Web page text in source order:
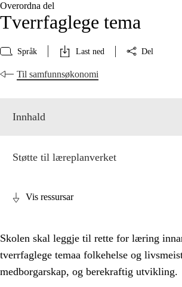
Overordna del
Tverrfaglege tema
Språk Last ned Del
Til samfunnsøkonomi
Innhald
Støtte til læreplanverket
Vis ressursar
Skolen skal leggje til rette for læring
tverrfaglege temaa folkehelse og
medborgarskap, og berekraftig utvikling.